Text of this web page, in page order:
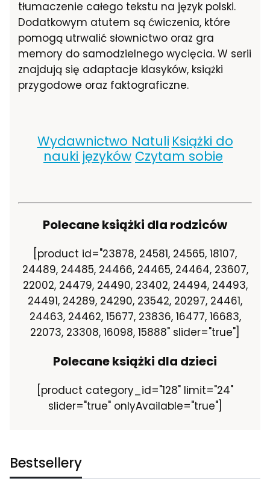
tłumaczenie całego tekstu na język polski.
Dodatkowym atutem są ćwiczenia, które
pomogą utrwalić słownictwo oraz gra
memory do samodzielnego wycięcia. W serii
znajdują się adaptacje klasyków, książki
przygodowe oraz faktograficzne.
Wydawnictwo Natuli Książki do
nauki języków Czytam sobie
Polecane książki dla rodziców
[product id="23878, 24581, 24565, 18107,
24489, 24485, 24466, 24465, 24464, 23607,
22002, 24479, 24490, 23402, 24494, 24493,
24491, 24289, 24290, 23542, 20297, 24461,
24463, 24462, 15677, 23836, 16477, 16683,
22073, 23308, 16098, 15888" slider="true"]
Polecane książki dla dzieci
[product category_id="128" limit="24"
slider="true" onlyAvailable="true"]
Bestsellery